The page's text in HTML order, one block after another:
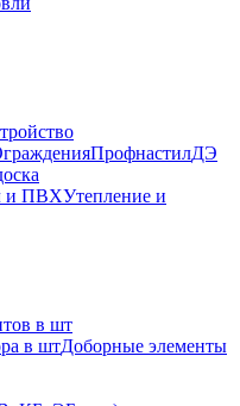
ПрофнастилДЭ
и ПВХУтепление и
в шт
в штДоборные элементы